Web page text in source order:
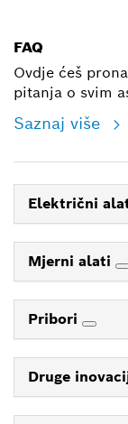
FAQ
Ovdje ćeš
pitanja o svim
Saznaj više
Električni
Mjerni alati
Pribori
Druge